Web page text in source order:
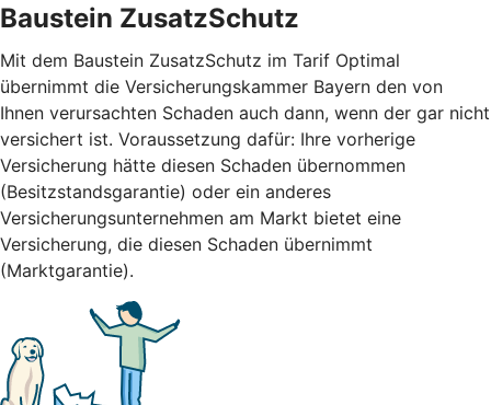
Baustein ZusatzSchutz
Mit dem Baustein ZusatzSchutz im Tarif Optimal
übernimmt die Versicherungskammer Bayern den von
Ihnen verursachten Schaden auch dann, wenn der gar nicht
versichert ist. Voraussetzung dafür: Ihre vorherige
Versicherung hätte diesen Schaden übernommen
(Besitzstandsgarantie) oder ein anderes
Versicherungsunternehmen am Markt bietet eine
Versicherung, die diesen Schaden übernimmt
(Marktgarantie).